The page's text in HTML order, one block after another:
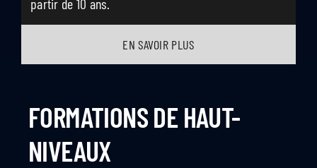
EN SAVOIR PLUS
FORMATIONS DE HAUT-
NIVEAUX